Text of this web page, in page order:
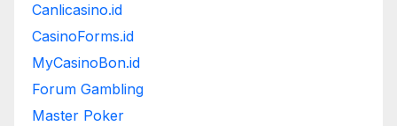
Canlicasino.id
CasinoForms.id
MyCasinoBon.id
Forum Gambling
Master Poker